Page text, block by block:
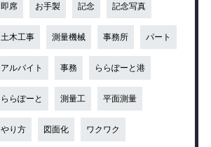
即席 お手製 記念 記念写真
土木工事 測量機械 事務所 パート
アルバイト 事務 ららぽーと港
ららぽーと 測量工 平面測量
やり方 図面化 ワクワク